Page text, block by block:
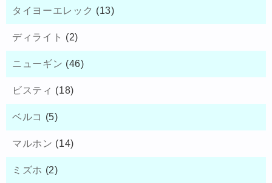
タイヨーエレック (13)
ディライト (2)
ニューギン (46)
ビスティ (18)
ベルコ (5)
マルホン (14)
ミズホ (2)